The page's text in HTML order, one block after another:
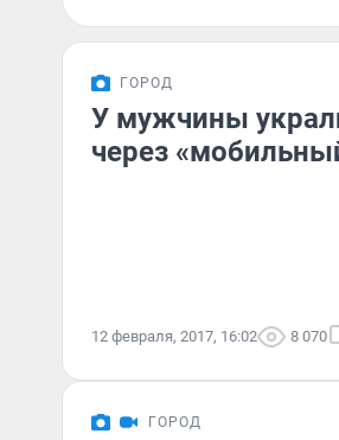
ГОРОД
У мужчины
через
12 февраля, 2017, 16:02 8 070
ГОРОД